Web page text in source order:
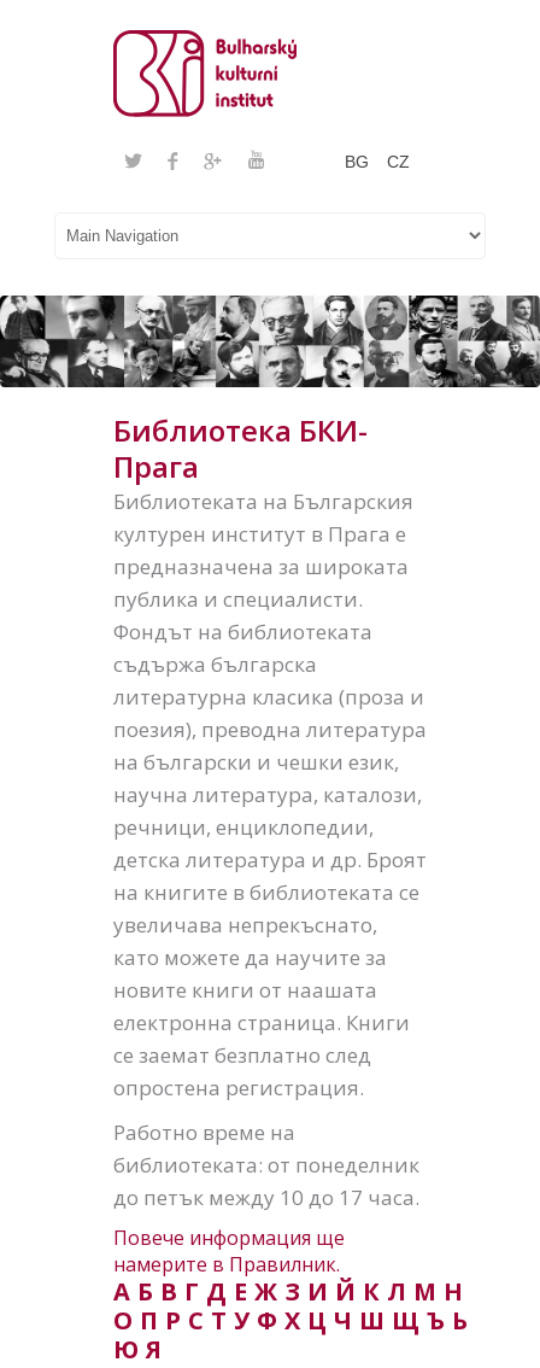
BG CZ
Библиотека БКИ-
Прага
Библиотеката на Българския
културен институт в Прага е
предназначена за широката
публика и специалисти.
Фондът на библиотеката
съдържа българска
литературна класика (проза и
поезия), преводна литература
на български и чешки език,
научна литература, каталози,
речници, енциклопедии,
детска литература и др. Броят
на книгите в библиотеката се
увеличава непрекъснато,
като можете да научите за
новите книги от наашата
електронна страница. Книги
се заемат безплатно след
опростена регистрация.
Работно време на
библиотеката: от понеделник
до петък между 10 до 17 часа.
Повече информация ще
намерите в Правилник.
А Б В Г Д E Ж З И Й К Л М Н
О П Р С Т У Ф Х Ц Ч Ш Щ Ъ Ь
ЮЯ